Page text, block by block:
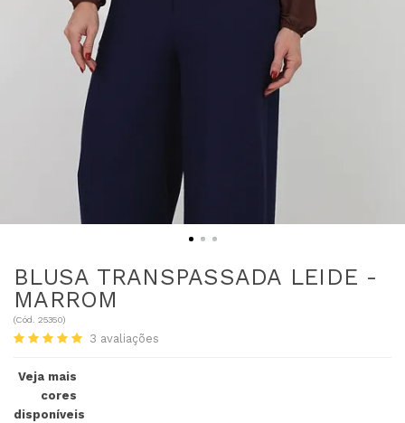
BLUSA TRANSPASSADA LEIDE -
MARROM
(Cód. 25350)
3 avaliações
Veja mais
cores
disponíveis